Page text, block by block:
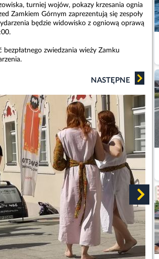
turniej wojów, pokazy krzesania ognia
Zamkiem Górnym zaprezentują się zespoły
będzie widowisko z ogniową oprawą
zwiedzania wieży Zamku
NASTĘPNE